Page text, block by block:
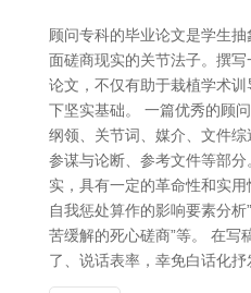
顾问专科的毕业论文是学生
面磋商现实的关节法子。撰
论文，不仅有助于栽植学术
下坚实基础。 一篇优秀的顾
纲领、关节词、媒介、文件综
参谋与论断、参考文件等部
实，具有一定的革命性和实
自我惩处算作的影响要素分析
苦缓解的死心磋商”等。 在写
了、说话表率，幸免白话化